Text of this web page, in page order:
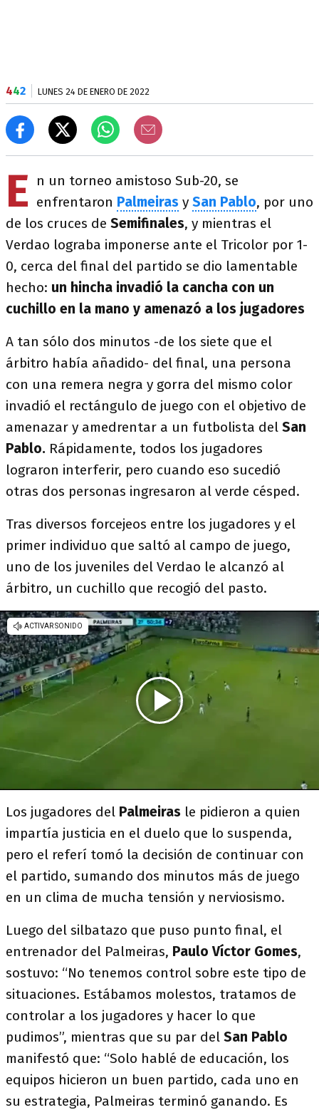
442 LUNES 24 DE ENERO DE 2022
E
n un torneo amistoso Sub-20, se
enfrentaron Palmeiras y San Pablo, por uno
de los cruces de Semifinales, y mientras el
Verdao lograba imponerse ante el Tricolor por 1-
0, cerca del final del partido se dio lamentable
hecho: un hincha invadió la cancha con un
cuchillo en la mano y amenazó a los jugadores
A tan sólo dos minutos -de los siete que el
árbitro había añadido- del final, una persona
con una remera negra y gorra del mismo color
invadió el rectángulo de juego con el objetivo de
amenazar y amedrentar a un futbolista del San
Pablo. Rápidamente, todos los jugadores
lograron interferir, pero cuando eso sucedió
otras dos personas ingresaron al verde césped.
Tras diversos forcejeos entre los jugadores y el
primer individuo que saltó al campo de juego,
uno de los juveniles del Verdao le alcanzó al
árbitro, un cuchillo que recogió del pasto.
Los jugadores del Palmeiras le pidieron a quien
impartía justicia en el duelo que lo suspenda,
pero el referí tomó la decisión de continuar con
el partido, sumando dos minutos más de juego
en un clima de mucha tensión y nerviosismo.
Luego del silbatazo que puso punto final, el
entrenador del Palmeiras, Paulo Víctor Gomes,
sostuvo: “No tenemos control sobre este tipo de
situaciones. Estábamos molestos, tratamos de
controlar a los jugadores y hacer lo que
pudimos”, mientras que su par del San Pablo
manifestó que: “Solo hablé de educación, los
equipos hicieron un buen partido, cada uno en
su estrategia, Palmeiras terminó ganando. Es